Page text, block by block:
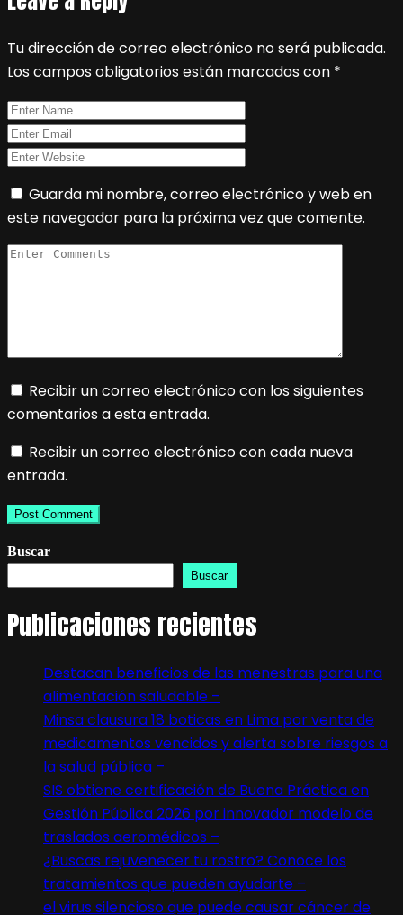
Tu dirección de correo electrónico no será publicada.
Los campos obligatorios están marcados con *
Guarda mi nombre, correo electrónico y web en
este navegador para la próxima vez que comente.
Recibir un correo electrónico con los siguientes
comentarios a esta entrada.
Recibir un correo electrónico con cada nueva
entrada.
Buscar
Buscar
Publicaciones recientes
Destacan beneficios de las menestras para una
alimentación saludable –
Minsa clausura 18 boticas en Lima por venta de
medicamentos vencidos y alerta sobre riesgos a
la salud pública –
SIS obtiene certificación de Buena Práctica en
Gestión Pública 2026 por innovador modelo de
traslados aeromédicos –
¿Buscas rejuvenecer tu rostro? Conoce los
tratamientos que pueden ayudarte –
el virus silencioso que puede causar cáncer de